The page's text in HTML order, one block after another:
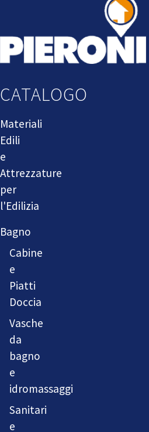
CATALOGO
Materiali
Edili
e
Attrezzature
per
l'Edilizia
Bagno
Cabine
e
Piatti
Doccia
Vasche
da
bagno
e
idromassaggi
Sanitari
e